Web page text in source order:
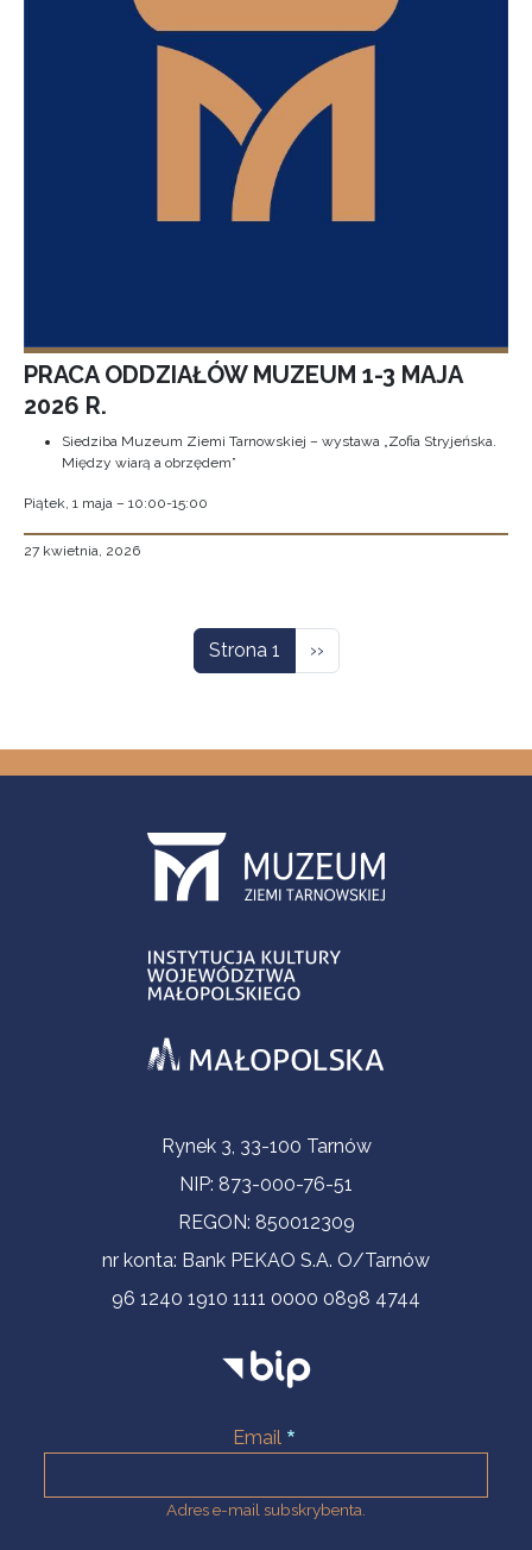
PRACA ODDZIAŁÓW MUZEUM 1-3 MAJA
2026 R.
Siedziba Muzeum Ziemi Tarnowskiej – wystawa „Zofia Stryjeńska.
Między wiarą a obrzędem”
Piątek, 1 maja – 10:00-15:00
27 kwietnia, 2026
Strona 1 Następna strona
››
Informacje kontaktoweRynek 3, 33-100 Tarnów
NIP: 873-000-76-51
REGON: 850012309
nr konta: Bank PEKAO S.A. O/Tarnów
96 1240 1910 1111 0000 0898 4744
Email
Adres e-mail subskrybenta.